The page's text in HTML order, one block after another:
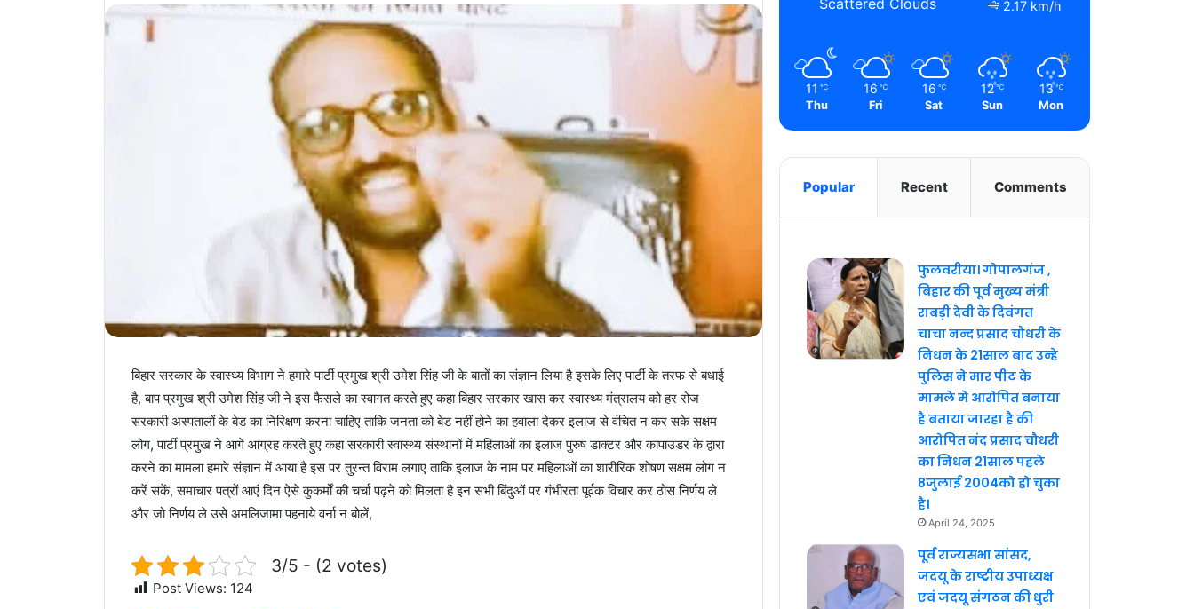
बिहार सरकार के स्वास्थ्य विभाग ने हमारे पार्टी प्रमुख श्री उमेश सिंह जी के बातों का संज्ञान लिया है इसके लिए पार्टी के तरफ से बधाई
है, बाप प्रमुख श्री उमेश सिंह जी ने इस फैसले का स्वागत करते हुए कहा बिहार सरकार खास कर स्वास्थ्य मंत्रालय को हर रोज
सरकारी अस्पतालों के बेड का निरिक्षण करना चाहिए ताकि जनता को बेड नहीं होने का हवाला देकर इलाज से वंचित न कर सके सक्षम
लोग, पार्टी प्रमुख ने आगे आग्रह करते हुए कहा सरकारी स्वास्थ्य संस्थानों में महिलाओं का इलाज पुरुष डाक्टर और कापाउडर के द्वारा
करने का मामला हमारे संज्ञान में आया है इस पर तुरन्त विराम लगाए ताकि इलाज के नाम पर महिलाओं का शारीरिक शोषण सक्षम लोग न
करें सकें, समाचार पत्रों आएं दिन ऐसे कुकर्मों की चर्चा पढ़ने को मिलता है इन सभी बिंदुओं पर गंभीरता पूर्वक विचार कर ठोस निर्णय ले
और जो निर्णय ले उसे अमलिजामा पहनाये वर्ना न बोलें,
3/5 - (2 votes)
Post Views: 124
Scattered Clouds
2.17 km/h
11 ℃
Thu
16 ℃
Fri
16 ℃
Sat
12 ℃
Sun
13 ℃
Mon
Popular Recent Comments
फुलवरीया। गोपालगंज ,
बिहार की पूर्व मुख्य मंत्री
राबड़ी देवी के दिवंगत
चाचा नन्द प्रसाद चौधरी के
निधन के 21साल बाद उन्हे
पुलिस ने मार पीट के
मामले मे आरोपित बनाया
है बताया जारहा है की
आरोपित नंद प्रसाद चौधरी
का निधन 21साल पहले
8जुलाई 2004को हो चुका
है।
April 24, 2025
पूर्व राज्यसभा सांसद,
जदयू के राष्ट्रीय उपाध्यक्ष
एवं जदयू संगठन की धुरी